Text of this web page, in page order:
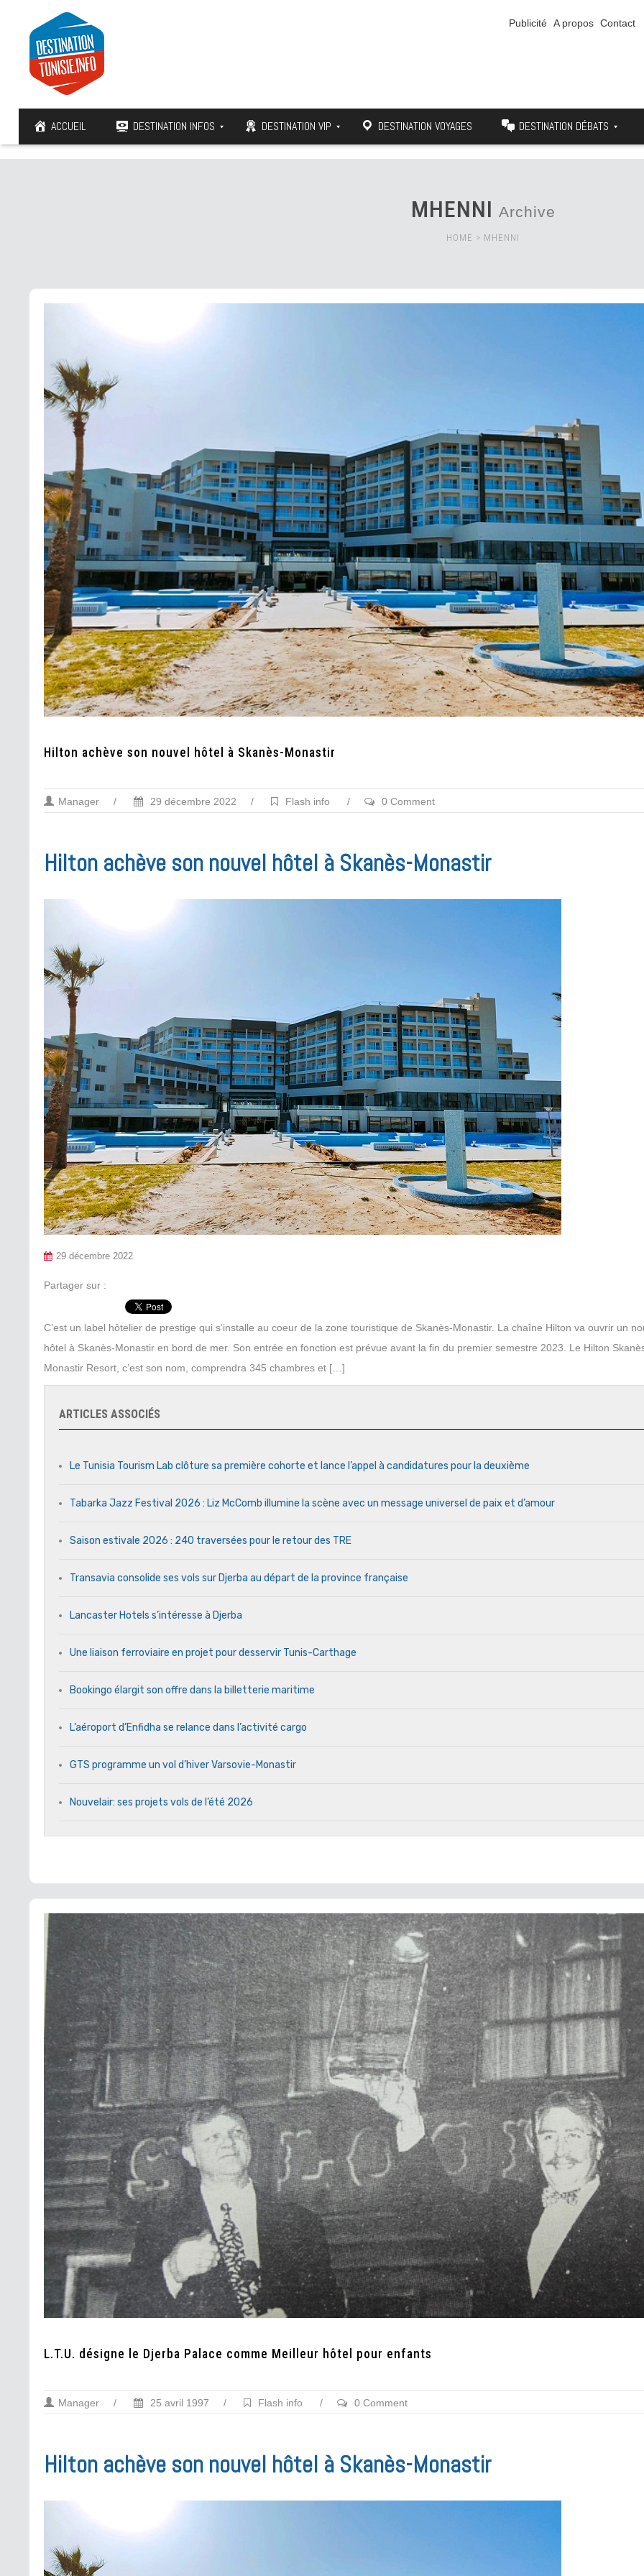
Publicité A propos Contact
ACCUEIL DESTINATION INFOS DESTINATION VIP DESTINATION VOYAGES DESTINATION DÉBATS
MHENNI Archive
HOME > MHENNI
Hilton achève son nouvel hôtel à Skanès-Monastir
Manager / 29 décembre 2022 / Flash info / 0 Comment
Hilton achève son nouvel hôtel à Skanès-Monastir
29 décembre 2022
Partager sur :
C’est un label hôtelier de prestige qui s’installe au coeur de la zone touristique de Skanès-Monastir. La chaîne Hilton va ouvrir un
hôtel à Skanès-Monastir en bord de mer. Son entrée en fonction est prévue avant la fin du premier semestre 2023. Le Hilton
Monastir Resort, c’est son nom, comprendra 345 chambres et […]
ARTICLES ASSOCIÉS
Le Tunisia Tourism Lab clôture sa première cohorte et lance l’appel à candidatures pour la deuxième
Tabarka Jazz Festival 2026 : Liz McComb illumine la scène avec un message universel de paix et d’amour
Saison estivale 2026 : 240 traversées pour le retour des TRE
Transavia consolide ses vols sur Djerba au départ de la province française
Lancaster Hotels s’intéresse à Djerba
Une liaison ferroviaire en projet pour desservir Tunis-Carthage
Bookingo élargit son offre dans la billetterie maritime
L’aéroport d’Enfidha se relance dans l’activité cargo
GTS programme un vol d’hiver Varsovie-Monastir
Nouvelair: ses projets vols de l’été 2026
L.T.U. désigne le Djerba Palace comme Meilleur hôtel pour enfants
Manager / 25 avril 1997 / Flash info / 0 Comment
Hilton achève son nouvel hôtel à Skanès-Monastir